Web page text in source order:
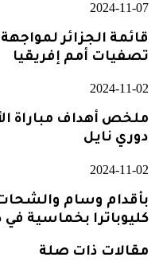
2024-11-07
قائمة الجزائر
تصفيات أمم إفريقيا
2024-11-02
ملخص أهداف مباراة
دوري نايل
2024-11-02
بأقدام وسام
كليوباترا بخماسية في
مقالات ذات صلة